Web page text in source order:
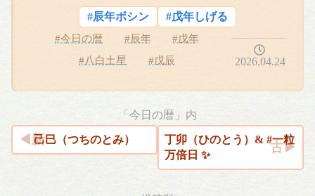
#辰年ボシン
#戊年しげる
#今日の暦
#辰年
#戊年
#八白土星
#戊辰 2026.04.24
「今日の暦」内
己巳（つちのとみ）
丁卯（ひのとう）& #一粒
万倍日 ✨